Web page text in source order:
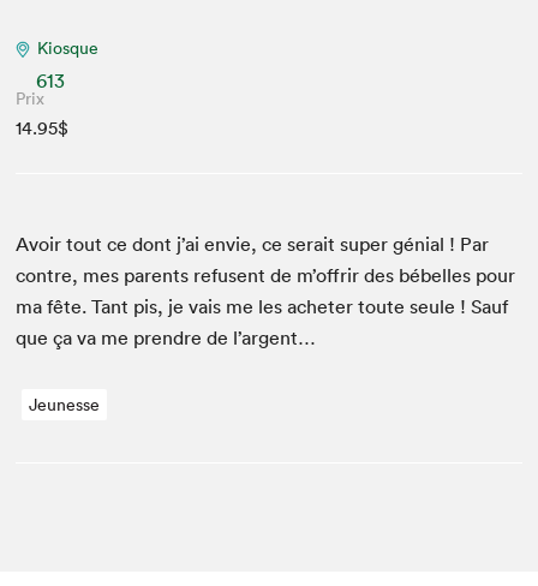
Kiosque
613
Prix
14.95$
Avoir tout ce dont j’ai envie, ce serait super génial ! Par
con­tre, mes par­ents refusent de m’offrir des bébelles pour
ma fête. Tant pis, je vais me les acheter toute seule ! Sauf
que ça va me pren­dre de l’argent…
Jeunesse